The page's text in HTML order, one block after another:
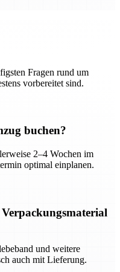
Fragen rund um
vorbereitet sind.
buchen?
2–4 Wochen im
optimal einplanen.
und weitere
auch mit Lieferung.